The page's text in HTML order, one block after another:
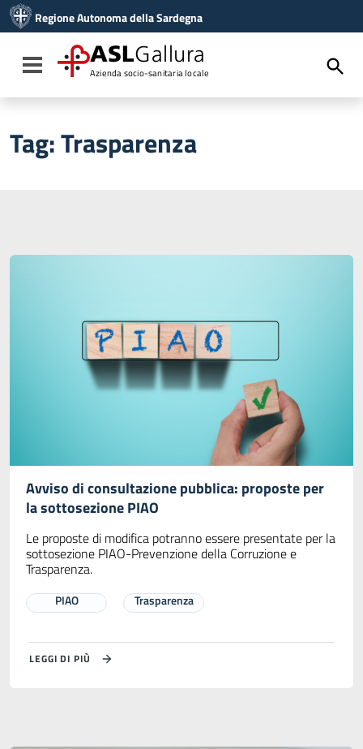
Vai al menu di navigazione
Vai al footer
Regione Autonoma della Sardegna
Toggle navigation
ASLGallura
Azienda socio-sanitaria locale
Tag:Trasparenza
Avviso di consultazione pubblica: proposte per
la sottosezione PIAO
Le proposte di modifica potranno essere presentate per la
sottosezione PIAO-Prevenzione della Corruzione e
Trasparenza.
PIAO Trasparenza
LEGGI DI PIÙ